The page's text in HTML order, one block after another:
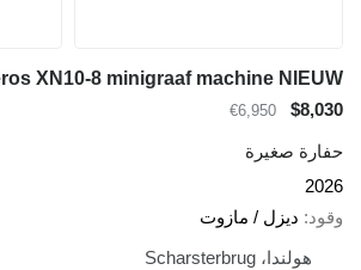
XN10-8 minigraaf machine NIEUW
$8,030
€6,950
حفارة صغيرة
2026
وقود ديزل / مازوت
هولندا، Scharsterbrug